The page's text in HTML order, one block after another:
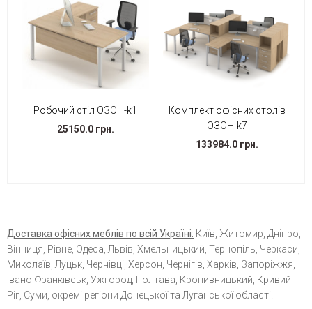
Робочий стіл ОЗОН-k1
25150.0 грн.
Комплект офісних столів
ОЗОН-k7
133984.0 грн.
Доставка офісних меблів по всій Україні: Київ, Житомир, Дніпро,
Вінниця, Рівне, Одеса, Львів, Хмельницький, Тернопіль, Черкаси,
Миколаїв, Луцьк, Чернівці, Херсон, Чернігів, Харків, Запоріжжя,
Івано-Франківськ, Ужгород, Полтава, Кропивницький, Кривий
Ріг, Суми, окремі регіони Донецької та Луганської області.